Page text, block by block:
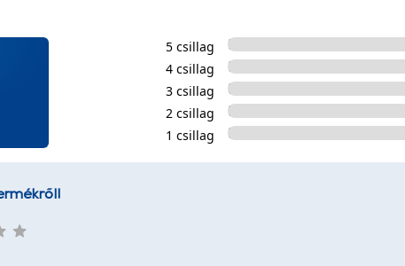
5 csillag
4 csillag
3 csillag
2 csillag
1 csillag